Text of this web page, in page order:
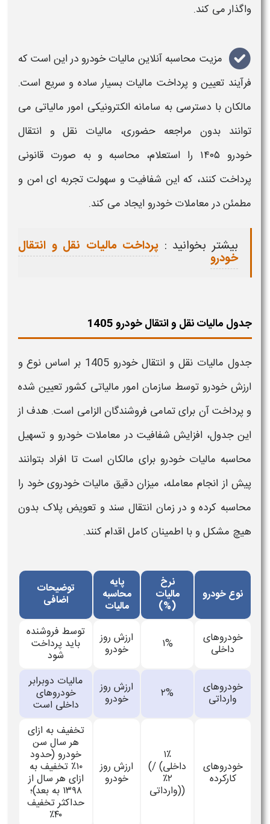
واگذار می کند.
مزیت محاسبه آنلاین مالیات خودرودر این است که
فرآیند تعیین و پرداخت مالیات بسیار ساده و سریع است.
مالکان با دسترسی به سامانه الکترونیکی امور مالیاتی می
توانند بدون مراجعه حضوری، مالیات نقل و انتقال
خودرو ۱۴۰۵ را استعلام، محاسبه و به صورت قانونی
پرداخت کنند، که این شفافیت و سهولت تجربه ای امن و
مطمئن در معاملاتخودروایجاد می کند.
بیشتر بخوانید : پرداخت مالیات نقل و انتقال
خودرو
جدول مالیات نقل و انتقال خودرو 1405
جدول مالیات نقل و انتقال خودرو 1405 بر اساس نوع و
ارزش خودرو توسط سازمان امور مالیاتی کشور تعیین شده
و پرداخت آن برای تمامی فروشندگان الزامی است. هدف از
اینجدول، افزایش شفافیت در معاملات خودرو و تسهیل
محاسبه مالیات خودرو برای مالکان است تا افراد بتوانند
پیش از انجام معامله، میزان دقیق مالیات خودرویخود را
محاسبه کرده و در زمان انتقال سند و تعویض پلاک بدون
هیچ مشکل و با اطمینان کامل اقدام کنند.
نوع خودرو
نرخ
مالیات
(%)
پایه
محاسبه
مالیات
توضیحات
اضافی
خودروهای
داخلی ۱% ارزش روز
خودرو
توسط فروشنده
باید پرداخت
شود
خودروهای
وارداتی ۲% ارزش روز
خودرو
مالیات دوبرابر
خودروهای
داخلی است
خودروهای
کارکرده
۱٪
(داخلی) /
۲٪
(وارداتی)
ارزش روز
خودرو
تخفیف به ازای
هر سال سن
خودرو (حدود
۱۰٪ تخفیف به
ازای هر سال از
۱۳۹۸ به بعد)؛
حداکثر تخفیف
۴۰٪